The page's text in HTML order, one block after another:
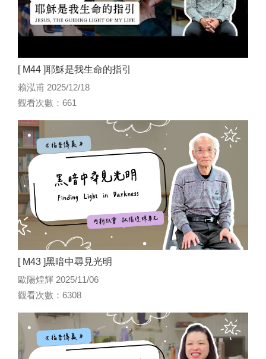
[ M44 ]耶穌是我生命的指引
賴泓甫 2025/12/18
觀看次數：661
[ M43 ]黑暗中尋見光明
歐陽煌輝 2025/11/06
觀看次數：6308